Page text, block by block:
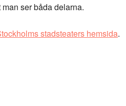
ser båda delarna.
stadsteaters hemsida.